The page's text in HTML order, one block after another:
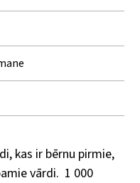
kas ir bērnu pirmie,
vārdi. 1 000